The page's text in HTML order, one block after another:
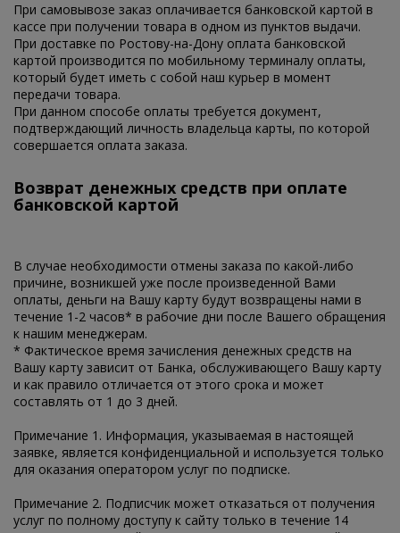
При самовывозе заказ оплачивается банковской картой в
кассе при получении товара в одном из пунктов выдачи.
При доставке по Ростову-на-Дону оплата банковской
картой производится по мобильному терминалу оплаты,
который будет иметь с собой наш курьер в момент
передачи товара.
При данном способе оплаты требуется документ,
подтверждающий личность владельца карты, по которой
совершается оплата заказа.
Возврат денежных средств при оплате
банковской картой
В случае необходимости отмены заказа по какой-либо
причине, возникшей уже после произведенной Вами
оплаты, деньги на Вашу карту будут возвращены нами в
течение 1-2 часов* в рабочие дни после Вашего обращения
к нашим менеджерам.
* Фактическое время зачисления денежных средств на
Вашу карту зависит от Банка, обслуживающего Вашу карту
и как правило отличается от этого срока и может
составлять от 1 до 3 дней.
Примечание 1. Информация, указываемая в настоящей
заявке, является конфиденциальной и используется только
для оказания оператором услуг по подписке.
Примечание 2. Подписчик может отказаться от получения
услуг по полному доступу к сайту только в течение 14